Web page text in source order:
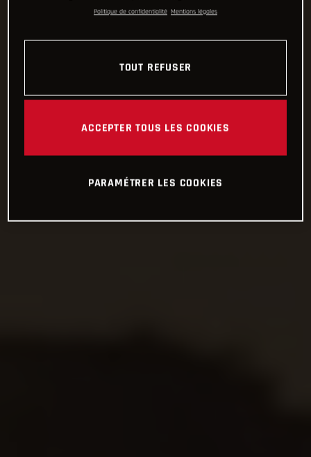
Politique de confidentialité Mentions légales
TOUT REFUSER
ACCEPTER TOUS LES COOKIES
PARAMÉTRER LES COOKIES